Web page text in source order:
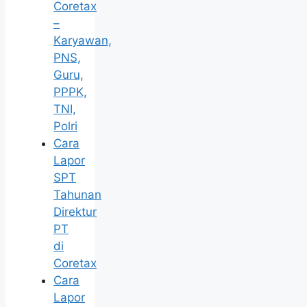
Coretax
–
Karyawan,
PNS,
Guru,
PPPK,
TNI,
Polri
Cara
Lapor
SPT
Tahunan
Direktur
PT
di
Coretax
Cara
Lapor